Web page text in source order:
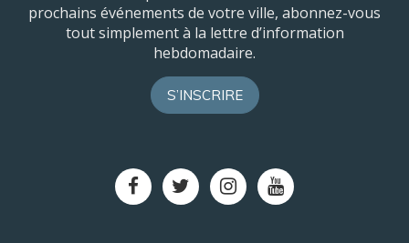
prochains événements de votre ville, abonnez-vous
tout simplement à la lettre d’information
hebdomadaire.
S’INSCRIRE
Lien
vers
Lien
vers
Lien
vers
Lien
vers